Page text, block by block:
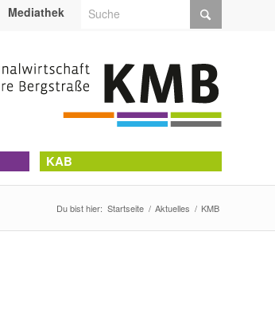
Mediathek
KAB
Du bist hier: Startseite / Aktuelles / KMB